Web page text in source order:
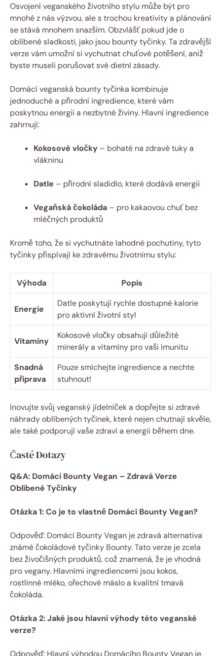
Osvojení veganského životního stylu může být pro
mnohé z nás výzvou, ale s trochou kreativity a plánování
se stává mnohem snazším. Obzvlášť pokud jde o
oblíbené sladkosti, jako jsou bounty tyčinky. Ta zdravější
verze vám umožní si vychutnat chuťové potěšení, aniž
byste museli porušovat své dietní zásady.
Domácí veganská bounty tyčinka kombinuje
jednoduché a přírodní ingredience, které vám
poskytnou energii a nezbytné živiny. Hlavní ingredience
zahrnují:
Kokosové vločky – bohaté na zdravé tuky a
vlákninu
Datle – přírodní sladidlo, které dodává energii
Vegaňská čokoláda – pro kakaovou chuť bez
mléčných produktů
Kromě toho, že si vychutnáte lahodné pochutiny, tyto
tyčinky přispívají ke zdravému životnímu stylu:
Výhoda Popis
Energie
Datle poskytují rychle dostupné kalorie
pro aktivní životní styl
Vitamíny
Kokosové vločky obsahují důležité
minerály a vitamíny pro vaši imunitu
Snadná
příprava
Pouze smíchejte ingredience a nechte
stuhnout!
Inovujte svůj veganský jídelníček a dopřejte si zdravé
náhrady oblíbených tyčinek, které nejen chutnají skvěle,
ale také podporují vaše zdraví a energii během dne.
Časté Dotazy
Q&A: Domácí Bounty Vegan – Zdravá Verze
Oblíbené Tyčinky
Otázka 1: Co je to vlastně Domácí Bounty Vegan?
Odpověď: Domácí Bounty Vegan je zdravá alternativa
známé čokoládové tyčinky Bounty. Tato verze je zcela
bez živočišných produktů, což znamená, že je vhodná
pro vegany. Hlavními ingrediencemi jsou kokos,
rostlinné mléko, ořechové máslo a kvalitní tmavá
čokoláda.
Otázka 2: Jaké jsou hlavní výhody této veganské
verze?
Odpověď: Hlavní výhodou Domácího Bounty Vegan je,